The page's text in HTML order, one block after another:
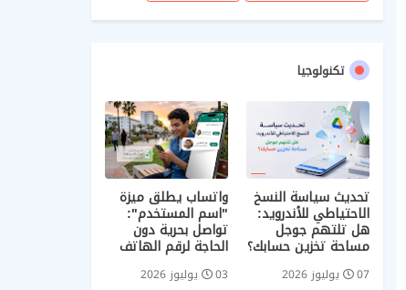
تكنولوجيا
تحديث سياسة النسخ
الاحتياطي للأندرويد:
هل تلتهم جوجل
مساحة تخزين حسابك؟
07 يوليوز 2026
واتساب يطلق ميزة
"اسم المستخدم":
تواصل بحرية دون
الحاجة لرقم الهاتف
03 يوليوز 2026